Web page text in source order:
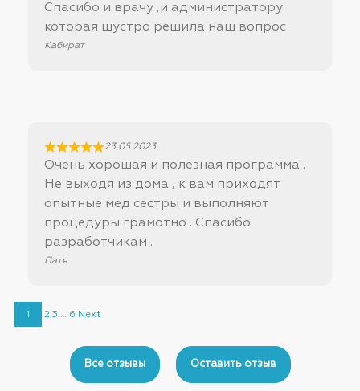
Спасибо и врачу ,и администратору
которая шустро решила наш вопрос
Кабират
23.05.2023
Очень хорошая и полезная программа .
Не выходя из дома , к вам приходят
опытные мед сестры и выполняют
процедуры грамотно . Спасибо
разработчикам .
Патя
Site
navigation
Страница
1 Страница
2 Страница
3 … Страница
6 Next
Все отзывы Оставить отзыв